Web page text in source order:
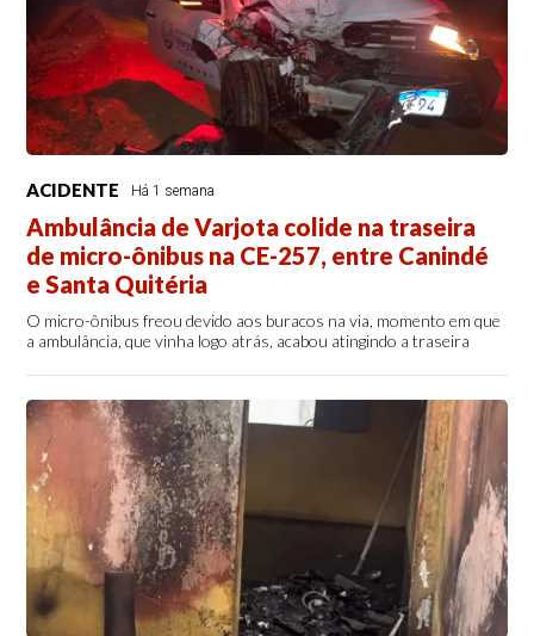
ACIDENTE Há 1 semana
Ambulância de Varjota colide na traseira
de micro-ônibus na CE-257, entre Canindé
e Santa Quitéria
O micro-ônibus freou devido aos buracos na via, momento em que
a ambulância, que vinha logo atrás, acabou atingindo a traseira